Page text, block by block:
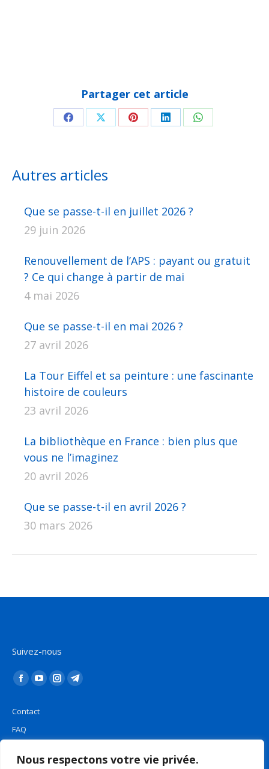
Nous respectons votre vie privée.
Partager cet article
PartagerPartagerPartagerPartagerPartager
Autres articles
Que se passe-t-il en juillet 2026 ?
29 juin 2026
Renouvellement de l’APS : payant ou gratuit
? Ce qui change à partir de mai
4 mai 2026
Que se passe-t-il en mai 2026 ?
27 avril 2026
La Tour Eiffel et sa peinture : une fascinante
histoire de couleurs
23 avril 2026
La bibliothèque en France : bien plus que
vous ne l’imaginez
20 avril 2026
Que se passe-t-il en avril 2026 ?
30 mars 2026
Suivez-nous
Trouvez nous sur :
La
Facebook
s'ouvre
une
La
YouTube
une
La
une
La
une
Contact
FAQ